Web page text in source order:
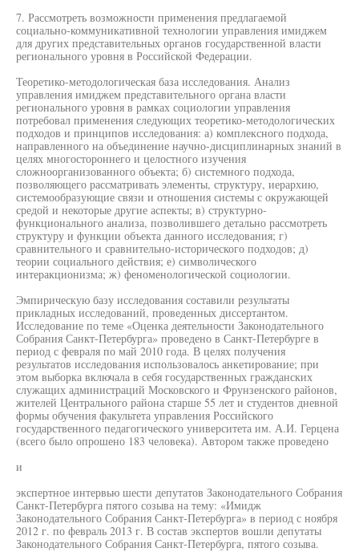
7. Рассмотреть возможности применения предлагаемой
социально-коммуникативной технологии управления имиджем
для других представительных органов государственной власти
регионального уровня в Российской Федерации.
Теоретико-методологическая база исследования. Анализ
управления имиджем представительного органа власти
регионального уровня в рамках социологии управления
потребовал применения следующих теоретико-методологических
подходов и принципов исследования: а) комплексного подхода,
направленного на объединение научно-дисциплинарных знаний в
целях многостороннего и целостного изучения
сложноорганизованного объекта; б) системного подхода,
позволяющего рассматривать элементы, структуру, иерархию,
системообразующие связи и отношения системы с окружающей
средой и некоторые другие аспекты; в) структурно-
функционального анализа, позволившего детально рассмотреть
структуру и функции объекта данного исследования; г)
сравнительного и сравнительно-исторического подходов; д)
теории социального действия; е) символического
интеракционизма; ж) феноменологической социологии.
Эмпирическую базу исследования составили результаты
прикладных исследований, проведенных диссертантом.
Исследование по теме «Оценка деятельности Законодательного
Собрания Санкт-Петербурга» проведено в Санкт-Петербурге в
период с февраля по май 2010 года. В целях получения
результатов исследования использовалось анкетирование; при
этом выборка включала в себя государственных гражданских
служащих администраций Московского и Фрунзенского районов,
жителей Центрального района старше 55 лет и студентов дневной
формы обучения факультета управления Российского
государственного педагогического университета им. А.И. Герцена
(всего было опрошено 183 человека). Автором также проведено
и
экспертное интервью шести депутатов Законодательного Собрания
Санкт-Петербурга пятого созыва на тему: «Имидж
Законодательного Собрания Санкт-Петербурга» в период с ноября
2012 г. по февраль 2013 г. В состав экспертов вошли депутаты
Законодательного Собрания Санкт-Петербурга, пятого созыва.